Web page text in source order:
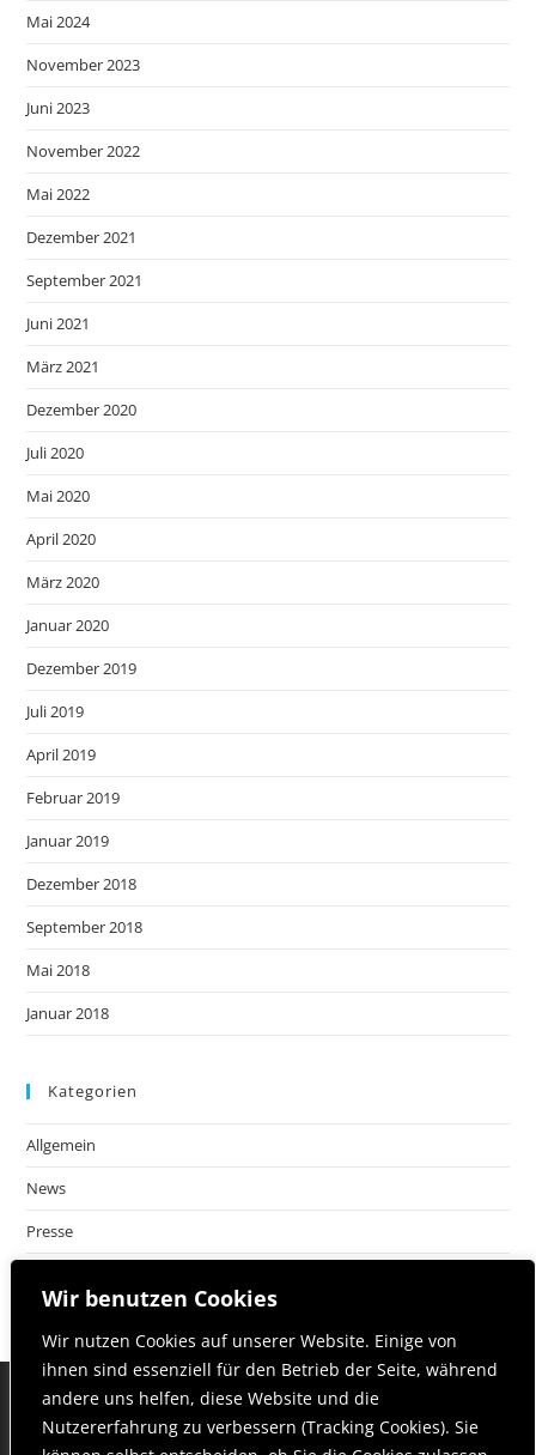
Wir benutzen Cookies
Wir nutzen Cookies auf unserer Website. Einige von
ihnen sind essenziell für den Betrieb der Seite, während
andere uns helfen, diese Website und die
Nutzererfahrung zu verbessern (Tracking Cookies). Sie
Mai 2024
November 2023
Juni 2023
November 2022
Mai 2022
Dezember 2021
September 2021
Juni 2021
März 2021
Dezember 2020
Juli 2020
Mai 2020
April 2020
März 2020
Januar 2020
Dezember 2019
Juli 2019
April 2019
Februar 2019
Januar 2019
Dezember 2018
September 2018
Mai 2018
Januar 2018
Kategorien
Allgemein
News
Presse
Startseite Philosophie | Team Leistungen